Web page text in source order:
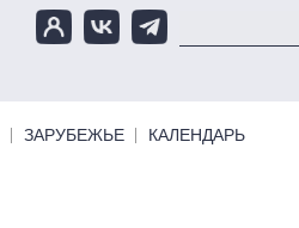
ЗАРУБЕЖЬЕ КАЛЕНДАРЬ